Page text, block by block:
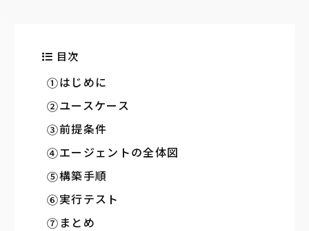
目次
はじめに
ユースケース
前提条件
エージェントの全体図
構築手順
実行テスト
まとめ